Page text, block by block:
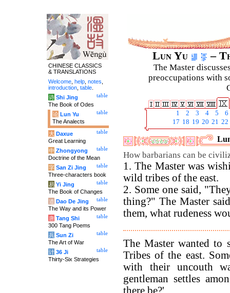
Lun Yu –
The Master
preoccupations with
1 2 3 4 5
6
17 18 19 20 21 22
How barbarians can be
1. The Master was
wild tribes of the east.
2. Some one said,
thing?" The Master
them, what rudeness
The Master wanted to
Tribes of the east.
with their uncouth
gentleman settles
there be?'
CHINESE CLASSICS
& TRANSLATIONS
Welcome help notes
introduction table
table
诗 Shi Jing
The Book of Odes
table
论 Lun Yu
The Analects
table
大 Daxue
Great Learning
table
中 Zhongyong
Doctrine of the Mean
table
字 San Zi Jing
Three-characters book
table
易 Yi Jing
The Book of Changes
table
道 Dao De Jing
The Way and its Power
table
唐 Tang Shi
300 Tang Poems
table
兵 Sun Zi
The Art of War
table
计 36 Ji
Thirty-Six Strategies